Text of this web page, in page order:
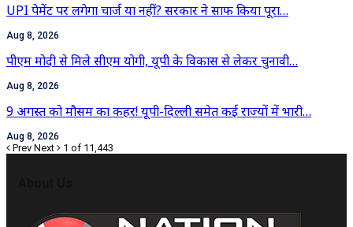
UPI पेमेंट पर लगेगा चार्ज या नहीं? सरकार ने साफ किया पूरा…
Aug 8, 2026
पीएम मोदी से मिले सीएम योगी, यूपी के विकास से लेकर चुनावी…
Aug 8, 2026
9 अगस्त को मौसम का कहर! यूपी-दिल्ली समेत कई राज्यों में भारी…
Aug 8, 2026
Prev Next 1 of 11,443